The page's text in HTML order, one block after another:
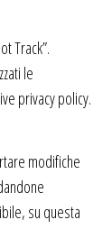
Track”.
le
privacy policy.
modifiche
su questa